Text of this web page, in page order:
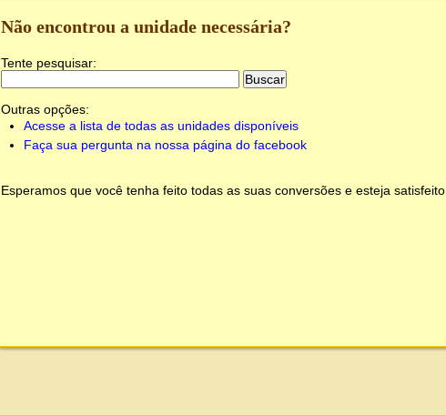
Não encontrou a unidade necessária?
Tente pesquisar:
Outras opções:
Acesse a lista de todas as unidades disponíveis
Faça sua pergunta na nossa página do facebook
Esperamos que você tenha feito todas as suas conversões e esteja satisfeito